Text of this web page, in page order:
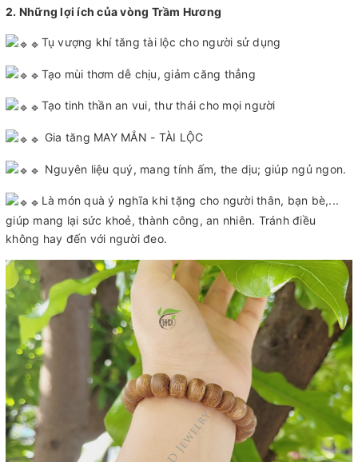
2. Những lợi ích của vòng Trầm Hương
Tụ vượng khí tăng tài lộc cho người sử dụng
Tạo mùi thơm dễ chịu, giảm căng thẳng
Tạo tinh thần an vui, thư thái cho mọi người
Gia tăng MAY MẮN - TÀI LỘC
Nguyên liệu quý, mang tính ấm, the dịu; giúp ngủ ngon.
Là món quà ý nghĩa khi tặng cho người thân, bạn bè,...
giúp mang lại sức khoẻ, thành công, an nhiên. Tránh điều
không hay đến với người đeo.